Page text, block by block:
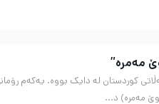
مەمرە”
مەمرە) د...